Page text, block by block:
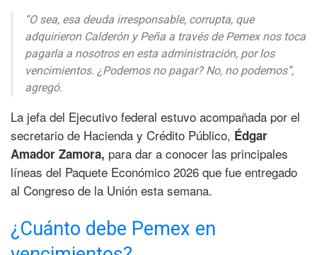
“O sea, esa deuda irresponsable, corrupta, que
adquirieron Calderón y Peña a través de Pemex nos toca
pagarla a nosotros en esta administración, por los
vencimientos. ¿Podemos no pagar? No, no podemos”,
agregó.
La jefa del Ejecutivo federal estuvo acompañada por el
secretario de Hacienda y Crédito Público, Édgar
Amador Zamora, para dar a conocer las principales
líneas del Paquete Económico 2026 que fue entregado
al Congreso de la Unión esta semana.
¿Cuánto debe Pemex en